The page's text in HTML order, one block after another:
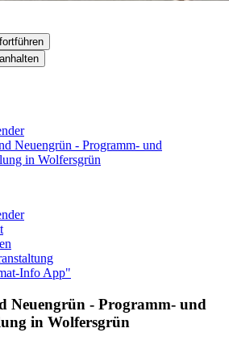
Neuengrün - Programm- und
in Wolfersgrün
Info App"
Neuengrün - Programm- und
in Wolfersgrün